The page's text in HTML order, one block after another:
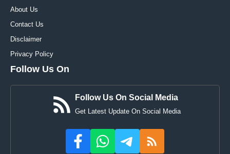
About Us
Contact Us
Disclaimer
Privacy Policy
Follow Us On
Follow Us On Social Media
Get Latest Update On Social Media